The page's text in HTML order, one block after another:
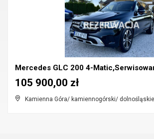
Mercedes GLC 200 4-
Kamienna Góra/ kamiennogórski/ dolnośląskie
105 900,00 zł